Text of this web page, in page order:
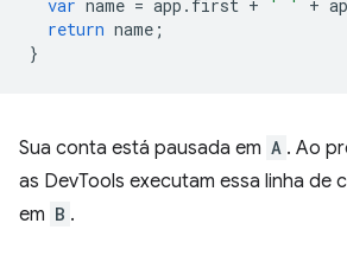
var name = app . first + ' ' +
return name ;
}
Sua conta está pausada em A . Ao
as DevTools executam essa linha de
em B .